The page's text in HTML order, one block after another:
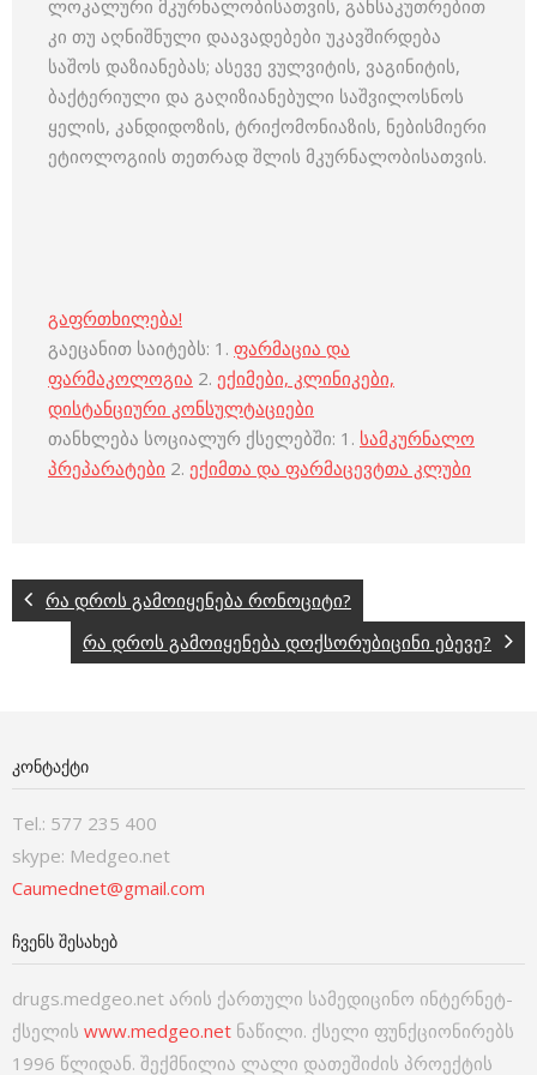
ლოკალური მკურნალობისათვის, განსაკუთრებით
კი თუ აღნიშნული დაავადებები უკავშირდება
საშოს დაზიანებას; ასევე ვულვიტის, ვაგინიტის,
ბაქტერიული და გაღიზიანებული საშვილოსნოს
ყელის, კანდიდოზის, ტრიქომონიაზის, ნებისმიერი
ეტიოლოგიის თეთრად შლის მკურნალობისათვის.
გაფრთხილება!
გაეცანით საიტებს: 1. ფარმაცია და
ფარმაკოლოგია 2. ექიმები, კლინიკები,
დისტანციური კონსულტაციები
თანხლება სოციალურ ქსელებში: 1. სამკურნალო
პრეპარატები 2. ექიმთა და ფარმაცევტთა კლუბი
რა დროს გამოიყენება რონოციტი?
რა დროს გამოიყენება დოქსორუბიცინი ებევე?
ᲙᲝᲜᲢᲐᲥᲢᲘ
Tel.: 577 235 400
skype: Medgeo.net
Caumednet@gmail.com
ᲩᲕᲔᲜᲡ ᲨᲔᲡᲐᲮᲔᲑ
drugs.medgeo.net არის ქართული სამედიცინო ინტერნეტ-
ქსელის www.medgeo.net ნაწილი. ქსელი ფუნქციონირებს
1996 წლიდან. შექმნილია ლალი დათეშიძის პროექტის